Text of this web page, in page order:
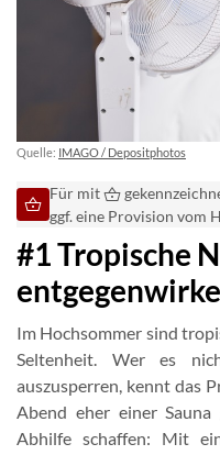
Quelle: IMAGO / Depositphotos
Für mit
ggf. eine Provision vom
#1 Tropische
Im Hochsommer sind
Seltenheit. Wer es
auszusperren, kennt das
Abend eher einer
Abhilfe schaffen: Mit